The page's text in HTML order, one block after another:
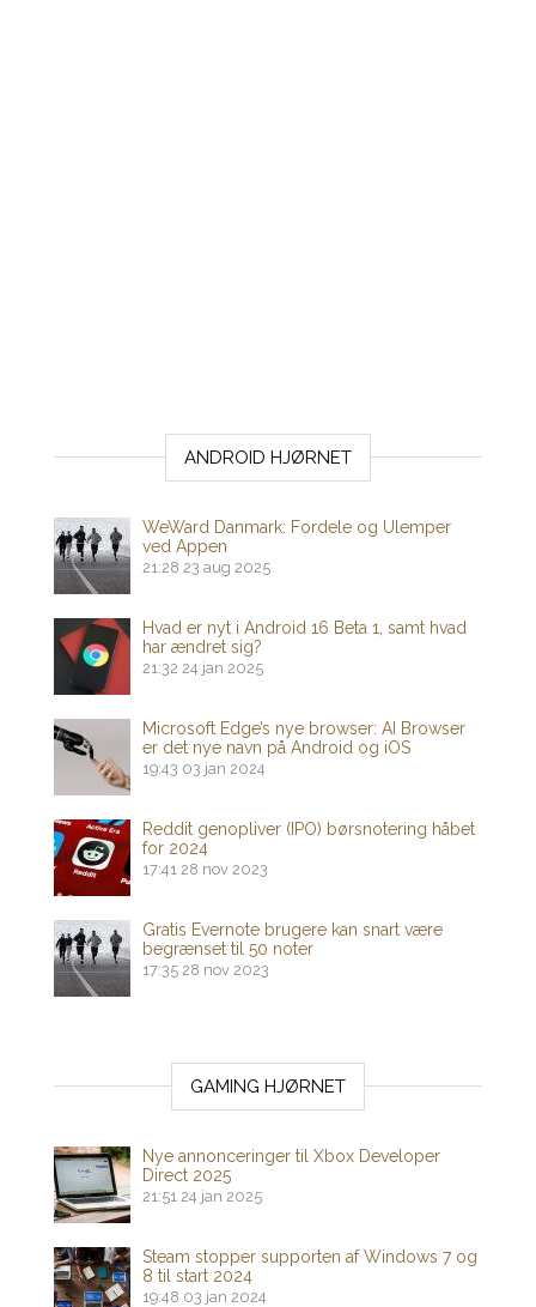
ANDROID HJØRNET
WeWard Danmark: Fordele og Ulemper
ved Appen
21:28 23 aug 2025
Hvad er nyt i Android 16 Beta 1, samt hvad
har ændret sig?
21:32 24 jan 2025
Microsoft Edge’s nye browser: AI Browser
er det nye navn på Android og iOS
19:43 03 jan 2024
Reddit genopliver (IPO) børsnotering håbet
for 2024
17:41 28 nov 2023
Gratis Evernote brugere kan snart være
begrænset til 50 noter
17:35 28 nov 2023
GAMING HJØRNET
Nye annonceringer til Xbox Developer
Direct 2025
21:51 24 jan 2025
Steam stopper supporten af ​​Windows 7 og
8 til start 2024
19:48 03 jan 2024